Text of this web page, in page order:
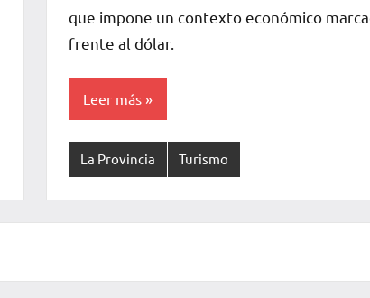
Pampa
que impone un contexto económico
frente al dólar.
Leer más
La Provincia Turismo